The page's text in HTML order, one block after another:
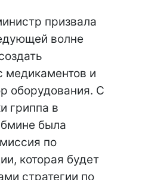
призвала
волне
медикаментов и
оборудования. С
гриппа в
была
по
которая будет
стратегии по